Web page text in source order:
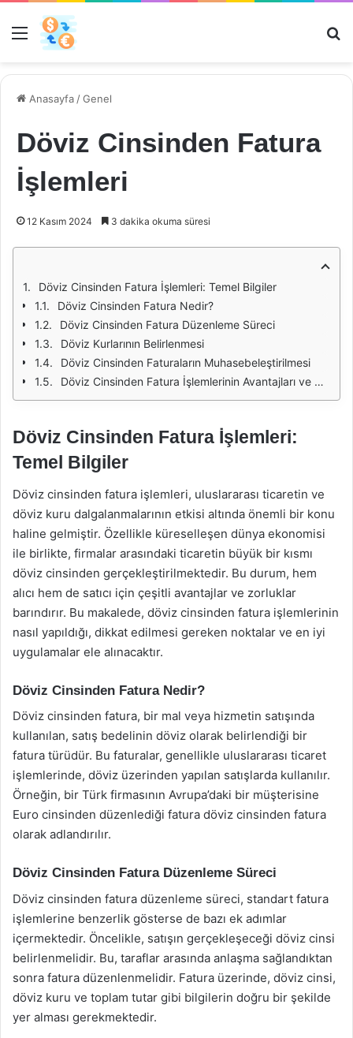
Menü
Anasayfa /Genel
Döviz Cinsinden Fatura
İşlemleri
12 Kasım 2024 3 dakika okuma süresi
Döviz Cinsinden Fatura İşlemleri: Temel Bilgiler
Döviz Cinsinden Fatura Nedir?
Döviz Cinsinden Fatura Düzenleme Süreci
Döviz Kurlarının Belirlenmesi
Döviz Cinsinden Faturaların Muhasebeleştirilmesi
Döviz Cinsinden Fatura İşlemlerinin Avantajları ve Dezavantajları
Döviz Cinsinden Fatura İşlemleri:
Temel Bilgiler
Döviz cinsinden fatura işlemleri, uluslararası ticaretin ve
döviz kuru dalgalanmalarının etkisi altında önemli bir konu
haline gelmiştir. Özellikle küreselleşen dünya ekonomisi
ile birlikte, firmalar arasındaki ticaretin büyük bir kısmı
döviz cinsinden gerçekleştirilmektedir. Bu durum, hem
alıcı hem de satıcı için çeşitli avantajlar ve zorluklar
barındırır. Bu makalede, döviz cinsinden fatura işlemlerinin
nasıl yapıldığı, dikkat edilmesi gereken noktalar ve en iyi
uygulamalar ele alınacaktır.
Döviz Cinsinden Fatura Nedir?
Döviz cinsinden fatura, bir mal veya hizmetin satışında
kullanılan, satış bedelinin döviz olarak belirlendiği bir
fatura türüdür. Bu faturalar, genellikle uluslararası ticaret
işlemlerinde, döviz üzerinden yapılan satışlarda kullanılır.
Örneğin, bir Türk firmasının Avrupa’daki bir müşterisine
Euro cinsinden düzenlediği fatura döviz cinsinden fatura
olarak adlandırılır.
Döviz Cinsinden Fatura Düzenleme Süreci
Döviz cinsinden fatura düzenleme süreci, standart fatura
işlemlerine benzerlik gösterse de bazı ek adımlar
içermektedir. Öncelikle, satışın gerçekleşeceği döviz cinsi
belirlenmelidir. Bu, taraflar arasında anlaşma sağlandıktan
sonra fatura düzenlenmelidir. Fatura üzerinde, döviz cinsi,
döviz kuru ve toplam tutar gibi bilgilerin doğru bir şekilde
yer alması gerekmektedir.